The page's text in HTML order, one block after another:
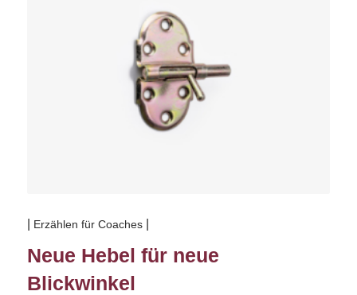
Neue Hebel für neue
Blickwinkel
Erzählen für Coaches